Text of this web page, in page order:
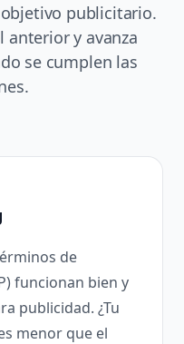
publicitario.
anterior y avanza
se cumplen las
de
funcionan bien y
publicidad. ¿Tu
menor que el